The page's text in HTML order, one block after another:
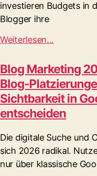
investieren Budgets in
Blogger ihre
Weiterlesen...
Blog Marketing
Blog-
Sichtbarkeit in
entscheiden
Die digitale Suche und
sich 2026 radikal.
nur über klassische